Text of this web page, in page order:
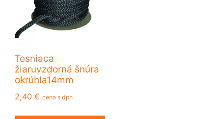
Tesniaca
žiaruvzdorná šnúra
okrúhla14mm
2,40 € cena s dph